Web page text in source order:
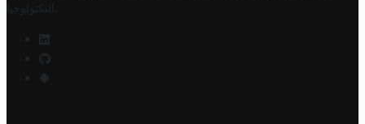
التكنولوجيا